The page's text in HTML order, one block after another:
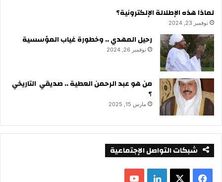
لماذا هذه الإطلالة الإلكترونية؟
نوفمبر 23, 2024
رحيل المهدي .. وخطورة غياب المؤسسية
نوفمبر 26, 2024
من هو عبد الرحمن العطية .. صديقي التاريخي
؟
مارس 15, 2025
شبكات التواصل الإجتماعية